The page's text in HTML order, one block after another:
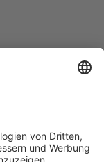
im
Das
an und